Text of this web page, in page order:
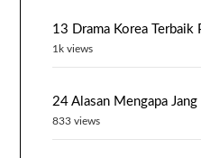
13 Drama Korea Terbaik
1k views
24 Alasan Mengapa
833 views